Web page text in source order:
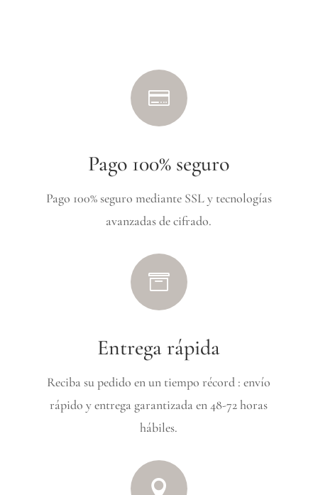

Pago 100% seguro
Pago 100% seguro mediante SSL y tecnologías
avanzadas de cifrado.

Entrega rápida
Reciba su pedido en un tiempo récord : envío
rápido y entrega garantizada en 48-72 horas
hábiles.
